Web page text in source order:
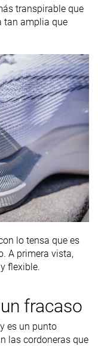
transpirable que
tan amplia que
lo tensa que es
A primera vista,
flexible.
fracaso
es un punto
las cordoneras que